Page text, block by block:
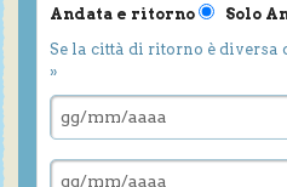
Andata e ritorno
Solo
Se la città di ritorno è diversa
»